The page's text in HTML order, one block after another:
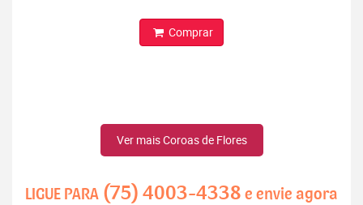
Comprar
Ver mais Coroas de Flores
LIGUE PARA (75) 4003-4338 e envie agora